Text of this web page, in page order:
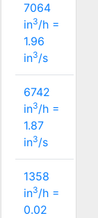
7064
in3/h =
1.96
in3/s
6742
in3/h =
1.87
in3/s
1358
in3/h =
0.02